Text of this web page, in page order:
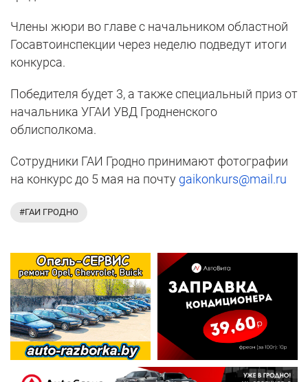
Члены жюри во главе с начальником областной
Госавтоинспекции через неделю подведут итоги
конкурса.
Победителя будет 3, а также специальный приз от
начальника УГАИ УВД Гродненского
облисполкома.
Сотрудники ГАИ Гродно принимают фотографии
на конкурс до 5 мая на почту gaikonkurs@mail.ru
#ГАИ ГРОДНО